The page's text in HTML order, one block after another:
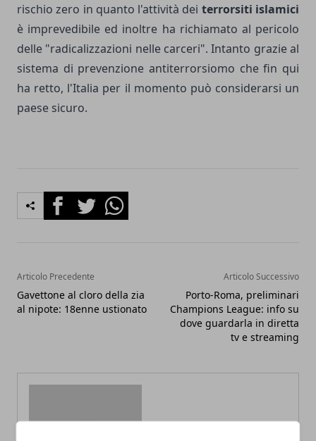
rischio zero in quanto l'attività dei terrorsiti islamici
è imprevedibile ed inoltre ha richiamato al pericolo
delle "radicalizzazioni nelle carceri". Intanto grazie al
sistema di prevenzione antiterrorsiomo che fin qui
ha retto, l'Italia per il momento può considerarsi un
paese sicuro.
FacebookTwitterWhatsapp
Articolo Precedente
Gavettone al cloro della zia
al nipote: 18enne ustionato
Articolo Successivo
Porto-Roma, preliminari
Champions League: info su
dove guardarla in diretta
tv e streaming